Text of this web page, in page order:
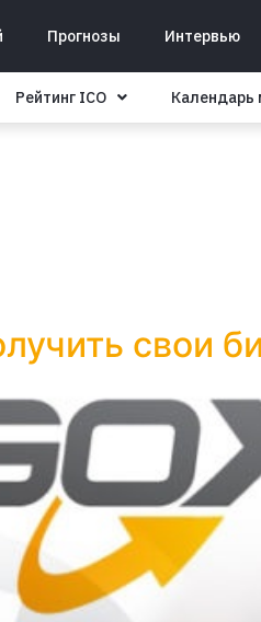
Прогнозы Интервью
Рейтинг ICO Календарь
свои